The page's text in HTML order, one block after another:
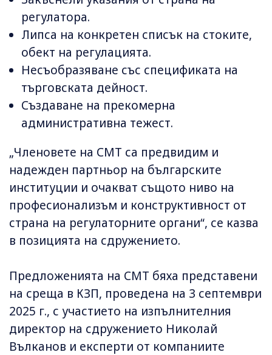
регулатора.
Липса на конкретен списък на стоките,
обект на регулацията.
Несъобразяване със спецификата на
търговската дейност.
Създаване на прекомерна
административна тежест.
„Членовете на СМТ са предвидим и
надежден партньор на българските
институции и очакват същото ниво на
професионализъм и конструктивност от
страна на регулаторните органи“, се казва
в позицията на сдружението.
Предложенията на СМТ бяха представени
на среща в КЗП, проведена на 3 септември
2025 г., с участието на изпълнителния
директор на сдружението Николай
Вълканов и експерти от компаниите